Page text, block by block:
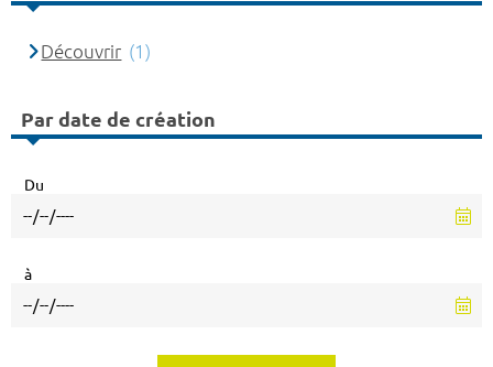
Découvrir (1)
Par date de création
Du
à